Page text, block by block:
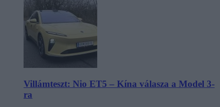
Villámteszt: Nio ET5 – Kína válasza a Model 3-
ra